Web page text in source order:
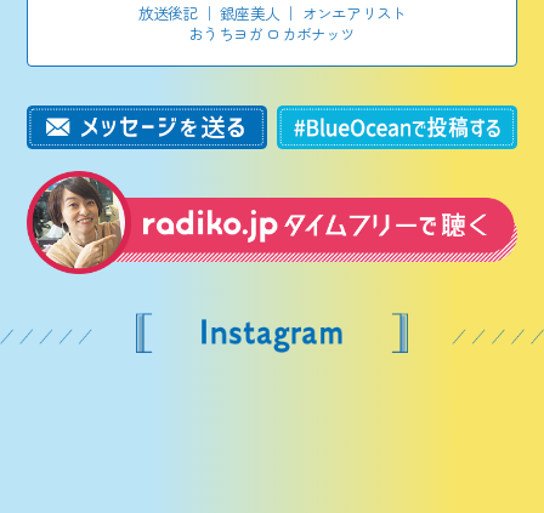
放送後記｜銀座美人 ｜ オンエアリスト
おうちヨガ ロカボナッツ